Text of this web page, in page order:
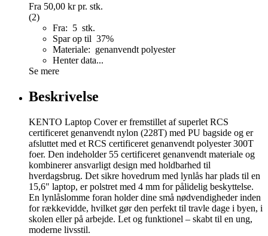
Fra 50,00 krpr. stk.
(2)
Fra: 5 stk.
Spar op til 37%
Materiale: genanvendt polyester
Henter data...
Se mere
Beskrivelse
KENTO Laptop Cover er fremstillet af superlet RCS
certificeret genanvendt nylon (228T) med PU bagside og er
afsluttet med et RCS certificeret genanvendt polyester 300T
foer. Den indeholder 55 certificeret genanvendt materiale og
kombinerer ansvarligt design med holdbarhed til
hverdagsbrug. Det sikre hovedrum med lynlås har plads til en
15,6" laptop, er polstret med 4 mm for pålidelig beskyttelse.
En lynlåslomme foran holder dine små nødvendigheder inden
for rækkevidde, hvilket gør den perfekt til travle dage i byen, i
skolen eller på arbejde. Let og funktionel – skabt til en ung,
moderne livsstil.